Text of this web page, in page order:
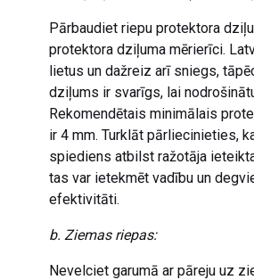
Pārbaudiet riepu protektora
protektora dziļuma mērierīci.
lietus un dažreiz arī sniegs,
dziļums ir svarīgs, lai
Rekomendētais minimālais
ir 4 mm. Turklāt pārliecinieties,
spiediens atbilst ražotāja
tas var ietekmēt vadību un
efektivitāti.
b. Ziemas riepas:
Nevelciet garumā ar pāreju uz